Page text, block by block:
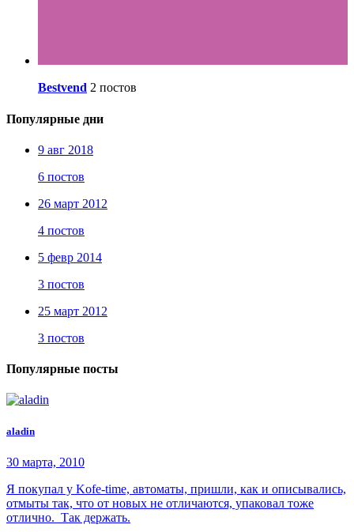
Bestvend 2 постов
Популярные дни
9 авг 2018
6 постов
26 март 2012
4 постов
5 февр 2014
3 постов
25 март 2012
3 постов
Популярные посты
aladin
30 марта, 2010
Я покупал у Kofe-time, автоматы, пришли, как и описывались,
отмыты так, что от новых не отличаются, упаковал тоже
отлично. Так держать.